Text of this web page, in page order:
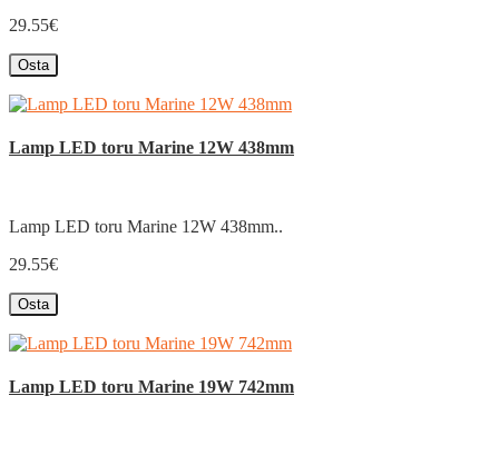
29.55€
Osta
Lamp LED toru Marine 12W 438mm
Lamp LED toru Marine 12W 438mm..
29.55€
Osta
Lamp LED toru Marine 19W 742mm